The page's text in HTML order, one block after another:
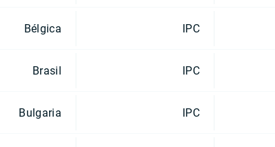
Bélgica IPC
Brasil IPC
Bulgaria IPC